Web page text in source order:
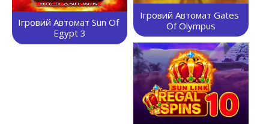
Ігровий Автомат Sun Of
Egypt 3
Ігровий Автомат Gates
Of Olympus